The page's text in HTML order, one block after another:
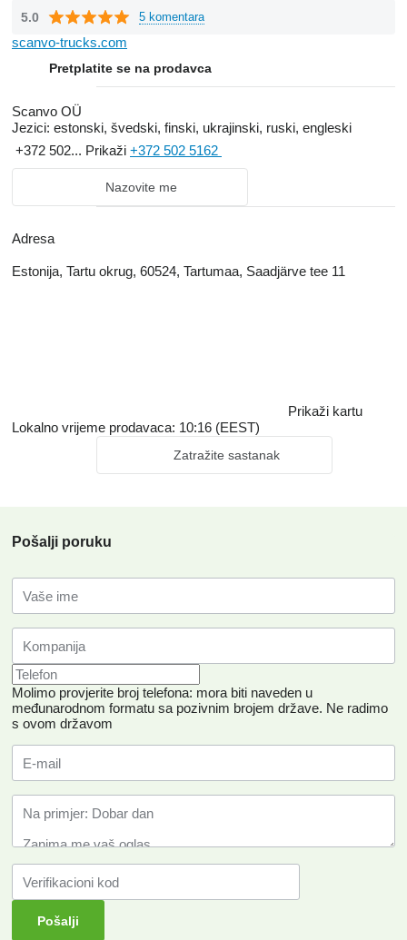
5.0 5 komentara
scanvo-trucks.com
Pretplatite se na prodavca
Scanvo OÜ
Jezici: estonski, švedski, finski, ukrajinski, ruski, engleski
+372 502... Prikaži +372 502 5162
Nazovite me
Adresa
Estonija, Tartu okrug, 60524, Tartumaa, Saadjärve tee 11
Prikaži kartu
Lokalno vrijeme prodavaca: 10:16 (EEST)
Zatražite sastanak
Pošalji poruku
Molimo provjerite broj telefona: mora biti naveden u
međunarodnom formatu sa pozivnim brojem države. Ne radimo
s ovom državom